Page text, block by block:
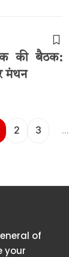
की बैठक:
मंथन
2 3 …
of
your